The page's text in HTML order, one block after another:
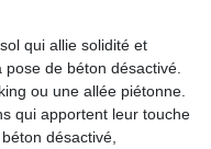
qui allie solidité et
de béton désactivé.
ou une allée piétonne.
qui apportent leur touche
désactivé,